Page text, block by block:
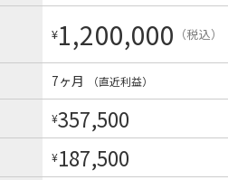
¥1,200,000 （税込）
7ヶ月 （直近利益）
¥357,500
¥187,500